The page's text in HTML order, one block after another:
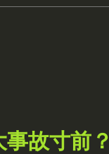
故寸前？